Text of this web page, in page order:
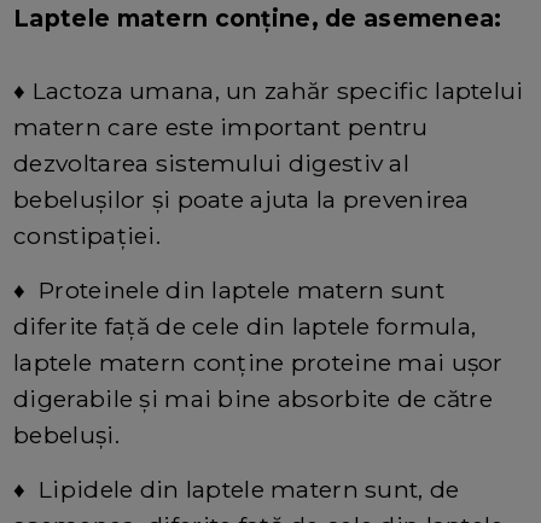
Laptele matern conține, de asemenea:
♦ Lactoza umana, un zahăr specific laptelui
matern care este important pentru
dezvoltarea sistemului digestiv al
bebelușilor și poate ajuta la prevenirea
constipației.
♦ Proteinele din laptele matern sunt
diferite față de cele din laptele formula,
laptele matern conține proteine ​​mai ușor
digerabile și mai bine absorbite de către
bebeluși.
♦ Lipidele din laptele matern sunt, de